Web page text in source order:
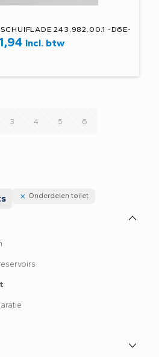
SCHUIFLADE 243.982.00.1 -D6E-
Incl. btw
3 4 5 6
Onderdelen toilet